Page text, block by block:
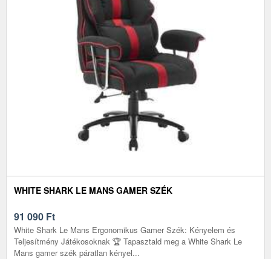
WHITE SHARK LE MANS GAMER SZÉK
91 090 Ft
White Shark Le Mans Ergonomikus Gamer Szék: Kényelem és
Teljesítmény Játékosoknak 🏆 Tapasztald meg a White Shark Le
Mans gamer szék páratlan kényel...